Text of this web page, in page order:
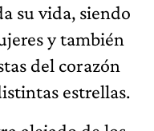
su vida, siendo
y también
del corazón
estrellas.